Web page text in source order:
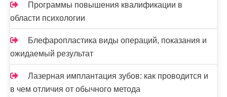
Программы повышения квалификации в
области психологии
Блефаропластика виды операций, показания и
ожидаемый результат
Лазерная имплантация зубов: как проводится и
в чем отличия от обычного метода